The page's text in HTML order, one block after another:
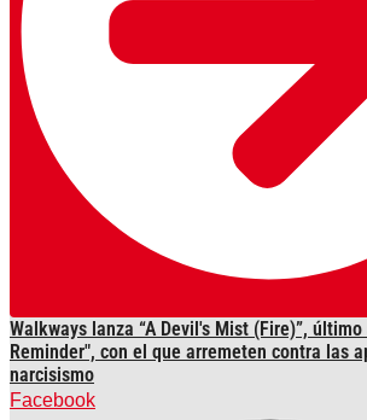
Walkways lanza “A Devil's Mist (Fire)”,
Reminder", con el que arremeten contra las
narcisismo
Facebook